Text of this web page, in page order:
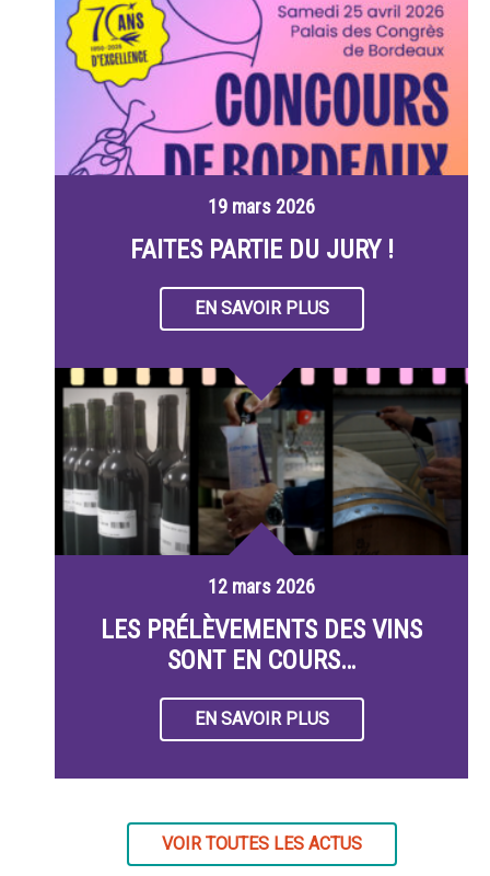
19 mars 2026
FAITES PARTIE DU JURY !
EN SAVOIR PLUS
12 mars 2026
LES PRÉLÈVEMENTS DES VINS
SONT EN COURS…
EN SAVOIR PLUS
VOIR TOUTES LES ACTUS